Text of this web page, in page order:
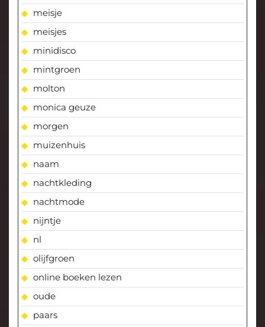
meisje
meisjes
minidisco
mintgroen
molton
monica geuze
morgen
muizenhuis
naam
nachtkleding
nachtmode
nijntje
nl
olijfgroen
online boeken lezen
oude
paars